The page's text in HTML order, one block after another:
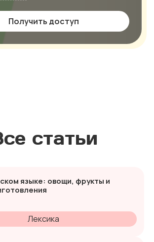
Получить доступ
статьи
языке: овощи, фрукты и
Лексика